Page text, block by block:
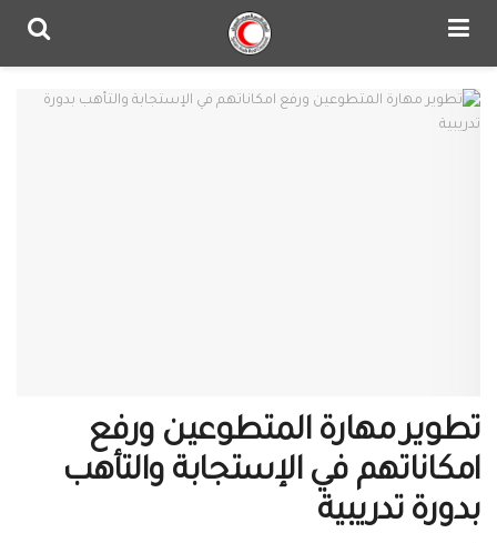
تطوير مهارة المتطوعين ورفع
امكاناتهم في الإستجابة والتأهب
بدورة تدريبية